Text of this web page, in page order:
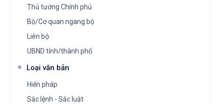
Thủ tướng Chính phủ
Bộ/Cơ quan ngang bộ
Liên bộ
UBND tỉnh/thành phố
Loại văn bản
Hiến pháp
Sắc lệnh - Sắc luật